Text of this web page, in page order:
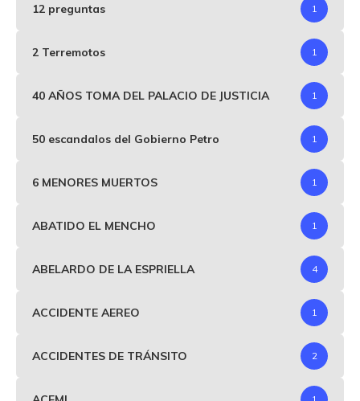
12 preguntas 1
2 Terremotos 1
40 AÑOS TOMA DEL PALACIO DE JUSTICIA 1
50 escandalos del Gobierno Petro 1
6 MENORES MUERTOS 1
ABATIDO EL MENCHO 1
ABELARDO DE LA ESPRIELLA 4
ACCIDENTE AEREO 1
ACCIDENTES DE TRÁNSITO 2